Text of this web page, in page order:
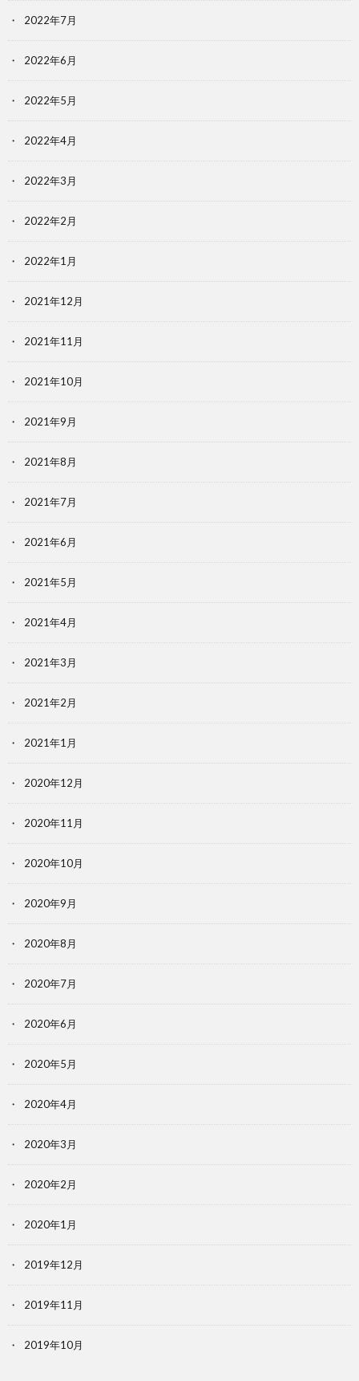
2022年7月
2022年6月
2022年5月
2022年4月
2022年3月
2022年2月
2022年1月
2021年12月
2021年11月
2021年10月
2021年9月
2021年8月
2021年7月
2021年6月
2021年5月
2021年4月
2021年3月
2021年2月
2021年1月
2020年12月
2020年11月
2020年10月
2020年9月
2020年8月
2020年7月
2020年6月
2020年5月
2020年4月
2020年3月
2020年2月
2020年1月
2019年12月
2019年11月
2019年10月